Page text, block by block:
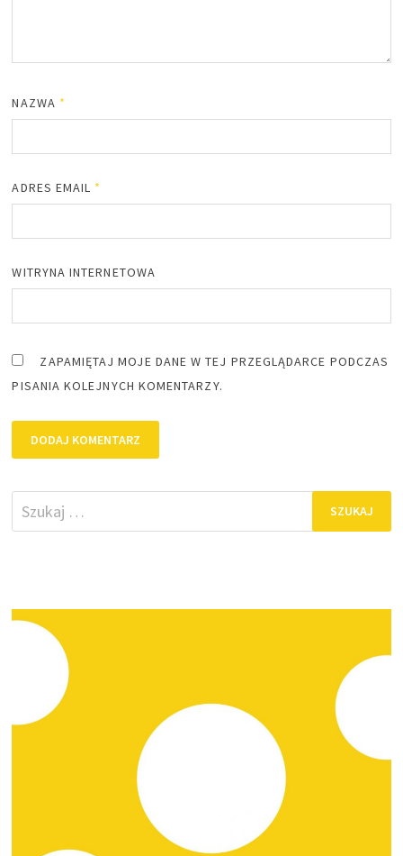
NAZWA *
ADRES EMAIL *
WITRYNA INTERNETOWA
ZAPAMIĘTAJ MOJE DANE W TEJ PRZEGLĄDARCE PODCZAS
PISANIA KOLEJNYCH KOMENTARZY.
Szukaj: